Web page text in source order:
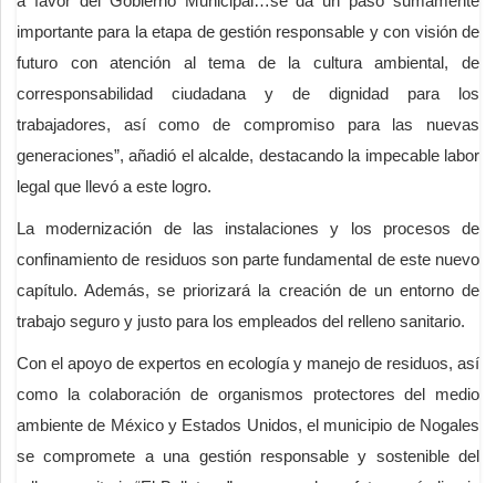
importante para la etapa de gestión responsable y con visión de
futuro con atención al tema de la cultura ambiental, de
corresponsabilidad ciudadana y de dignidad para los
trabajadores, así como de compromiso para las nuevas
generaciones”, añadió el alcalde, destacando la impecable labor
legal que llevó a este logro.
La modernización de las instalaciones y los procesos de
confinamiento de residuos son parte fundamental de este nuevo
capítulo. Además, se priorizará la creación de un entorno de
trabajo seguro y justo para los empleados del relleno sanitario.
Con el apoyo de expertos en ecología y manejo de residuos, así
como la colaboración de organismos protectores del medio
ambiente de México y Estados Unidos, el municipio de Nogales
se compromete a una gestión responsable y sostenible del